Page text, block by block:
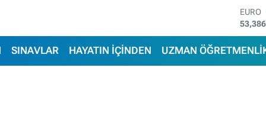
SINAVLAR HAYATIN İÇİNDEN UZMAN